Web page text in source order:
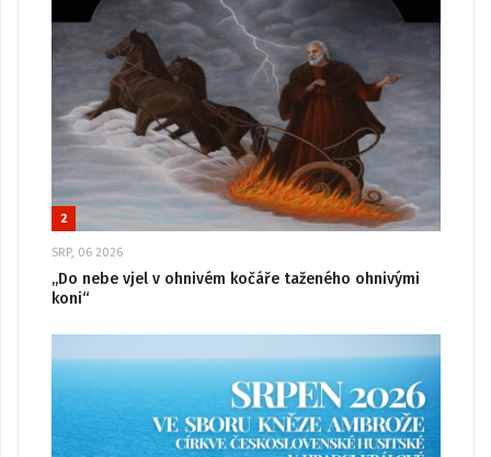
2
SRP, 06 2026
„Do nebe vjel v ohnivém kočáře taženého ohnivými
koni“